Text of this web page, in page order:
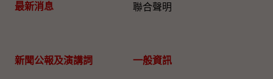
最新消息 聯合聲明
新聞公報及演講詞 一般資訊​